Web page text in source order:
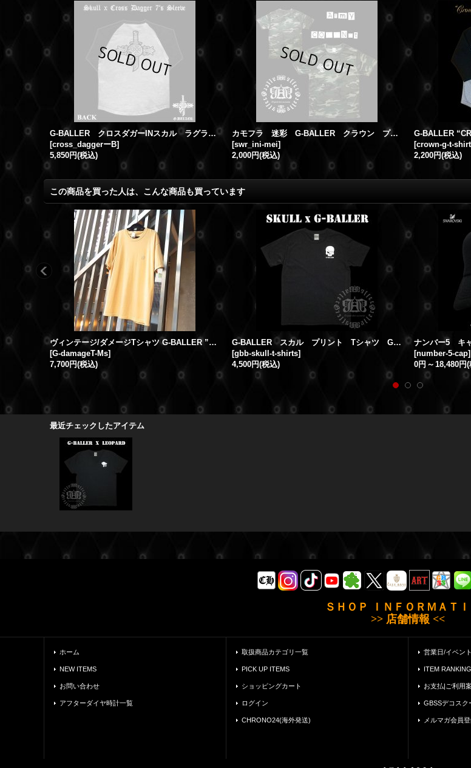
G-BALLER クロスダガーINスカル ラグラン ロングTシャツ バッククロム タイプ
[cross_daggerーB]
5,850円(税込)
カモフラ 迷彩 G-BALLER クラウン プリント Ｔシャツ アーミーコマンド
[swr_ini-mei]
2,000円(税込)
[crown-g-t-
2,200円(税込)
この商品を買った人は、こんな商品も買っています
ヴィンテージ/ダメージTシャツ G-BALLER ”G”(Mustard)
[G-damageT-Ms]
7,700円(税込)
G-BALLER スカル プリント Tシャツ Gボーラー オリジナル スカルTシャツ
[gbb-skull-t-shirts]
4,500円(税込)
[number-5-cap]
0円 ～ 18,480円(
最近チェックしたアイテム
ＳＨＯＰ ＩＮＦＯＲＭＡＴＩ
>> 店舗情報 <<
ホーム
NEW ITEMS
お問い合わせ
アフターダイヤ時計一覧
取扱商品カテゴリ一覧
PICK UP ITEMS
ショッピングカート
ログイン
CHRONO24(海外発送)
営業日/イベン
ITEM RANKING
お支払|ご利用
GBSSデコスク
メルマガ会員